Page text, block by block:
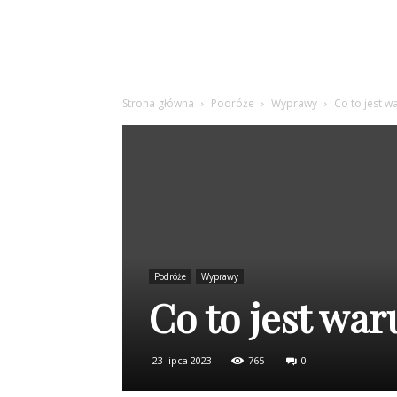
Strona główna Podróże Wyprawy Co to jest
Podróże Wyprawy
Co to jest
23 lipca 2023 765 0